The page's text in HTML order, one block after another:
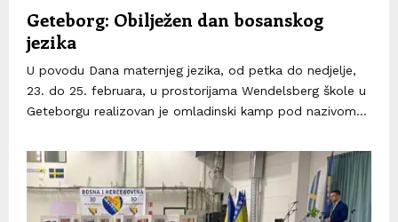
Geteborg: Obilježen dan bosanskog
jezika
U povodu Dana maternjeg jezika, od petka do nedjelje,
23. do 25. februara, u prostorijama Wendelsberg škole u
Geteborgu realizovan je omladinski kamp pod nazivom...